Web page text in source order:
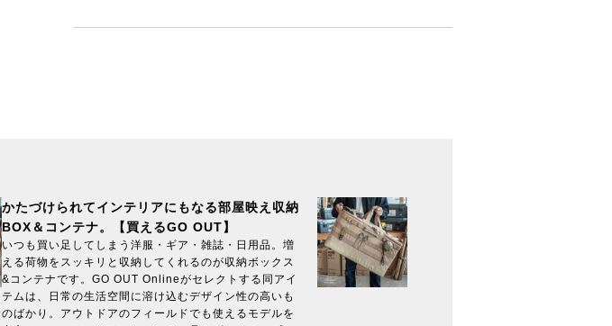
かたづけられてインテリアにもなる部屋映え収納
BOX＆コンテナ。【買えるGO OUT】
いつも買い足してしまう洋服・ギア・雑誌・日用品。増
える荷物をスッキリと収納してくれるのが収納ボックス
&コンテナです。GO OUT Onlineがセレクトする同アイ
テムは、日常の生活空間に溶け込むデザイン性の高いも
のばかり。アウトドアのフィールドでも使えるモデルを